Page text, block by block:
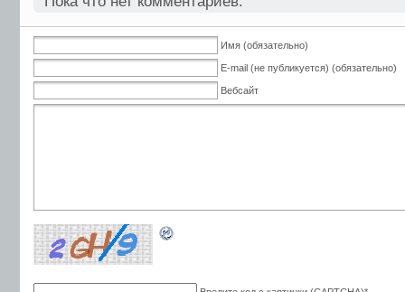
Имя (обязательно)
E-mail (не публикуется) (обязательно)
Вебсайт